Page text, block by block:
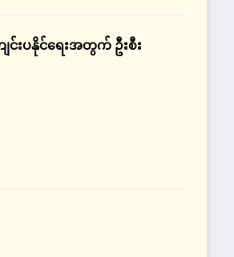
င်းပနိုင်ရေးအတွက် ဦးစီး